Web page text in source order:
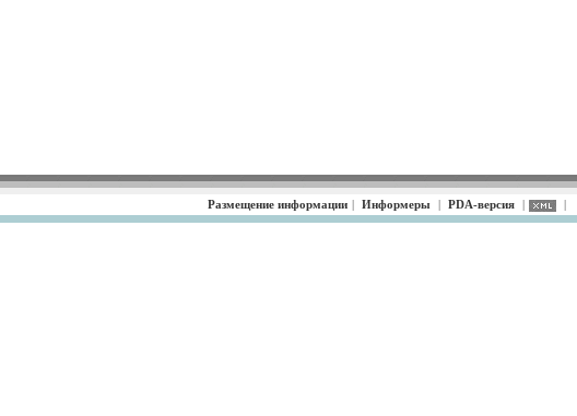
Размещение информации | Информеры | PDA-версия | |